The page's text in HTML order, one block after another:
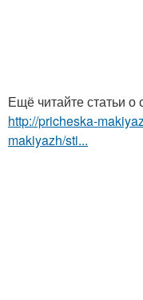
Ещё читайте статьи
http://pricheska-
makiyazh/sti...